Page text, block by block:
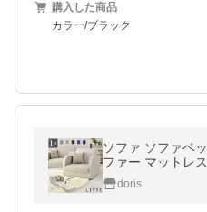
購入した商品
カラー/ブラック
ソファ ソファベ
ファー マットレ
ファ I字 北欧 1人
doris